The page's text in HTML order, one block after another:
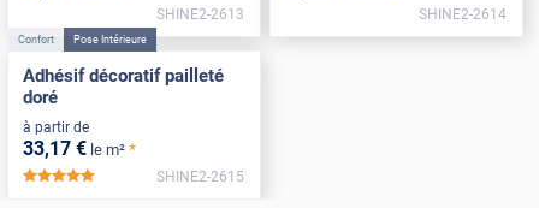
SHINE2-2613 SHINE2-2614
Confort Pose Intérieure
Adhésif décoratif pailleté
doré
à partir de
33,17 € le m² *
*****
SHINE2-2615